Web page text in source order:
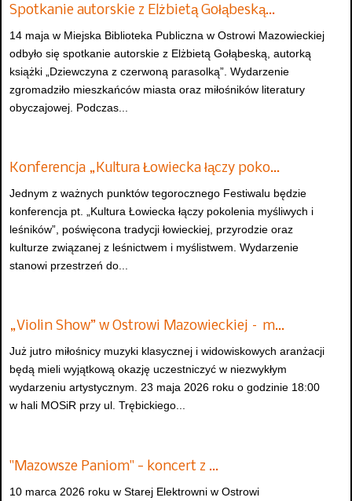
Spotkanie autorskie z Elżbietą Gołąbeską…
14 maja w Miejska Biblioteka Publiczna w Ostrowi Mazowieckiej
odbyło się spotkanie autorskie z Elżbietą Gołąbeską, autorką
książki „Dziewczyna z czerwoną parasolką”. Wydarzenie
zgromadziło mieszkańców miasta oraz miłośników literatury
obyczajowej. Podczas...
Konferencja „Kultura Łowiecka łączy poko…
Jednym z ważnych punktów tegorocznego Festiwalu będzie
konferencja pt. „Kultura Łowiecka łączy pokolenia myśliwych i
leśników”, poświęcona tradycji łowieckiej, przyrodzie oraz
kulturze związanej z leśnictwem i myślistwem. Wydarzenie
stanowi przestrzeń do...
„Violin Show” w Ostrowi Mazowieckiej – m…
Już jutro miłośnicy muzyki klasycznej i widowiskowych aranżacji
będą mieli wyjątkową okazję uczestniczyć w niezwykłym
wydarzeniu artystycznym. 23 maja 2026 roku o godzinie 18:00
w hali MOSiR przy ul. Trębickiego...
"Mazowsze Paniom" - koncert z …
10 marca 2026 roku w Starej Elektrowni w Ostrowi